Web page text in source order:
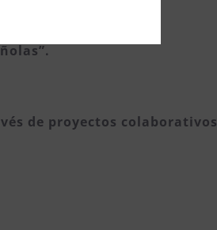
de proyectos colaborativos